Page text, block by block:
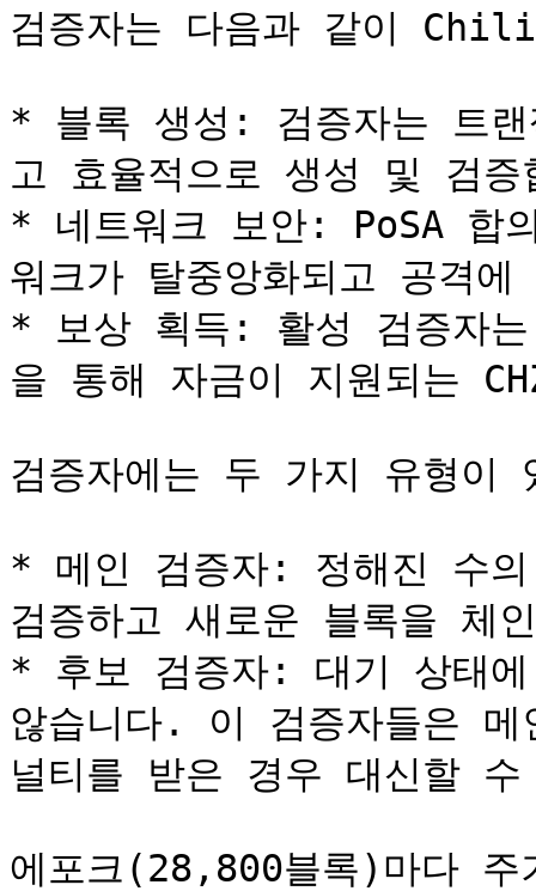
검증자는 다음과 같이
* 블록 생성: 검증자는 트랜
고 효율적으로 생성 및 검증
* 네트워크 보안: PoSA 합
워크가 탈중앙화되고 공격
* 보상 획득: 활성 검증자는
을 통해 자금이 지원되는
검증자에는 두 가지 유형이
* 메인 검증자: 정해진 수의
검증하고 새로운 블록을 체
* 후보 검증자: 대기 상태
않습니다. 이 검증자들은
널티를 받은 경우 대신할
에포크(28,800블록)마다 주